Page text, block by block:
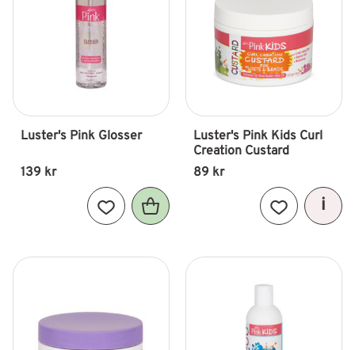
Luster's Pink Glosser
139 kr
Lägg till i favoriter
Luster's Pink Kids Curl
Creation Custard
89 kr
Lägg till i